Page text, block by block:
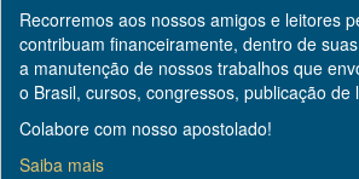
Recorremos aos nossos amigos e leitores
contribuam financeiramente, dentro de
a manutenção de nossos trabalhos que
o Brasil, cursos, congressos, publicação de
Colabore com nosso apostolado!
Saiba mais